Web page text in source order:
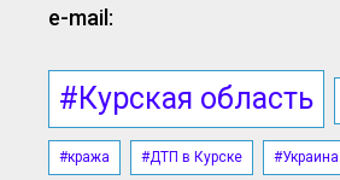
e-mail:
#Курская область
#кража #ДТП в Курске #Украина